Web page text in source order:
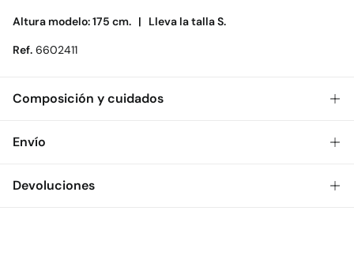
Altura modelo: 175 cm. | Lleva la talla S.
Ref. 6602411
Composición y cuidados
Composición
Cuidados
Envío
Envío a tienda: 2-5 días.
Devoluciones